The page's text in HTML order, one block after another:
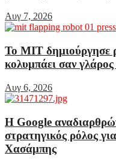
Αυγ 7, 2026
Το MIT δημιούργησε
κολυμπάει σαν γλάρος
Αυγ 6, 2026
Η Google
στρατηγικός ρόλος
Χασάμπης